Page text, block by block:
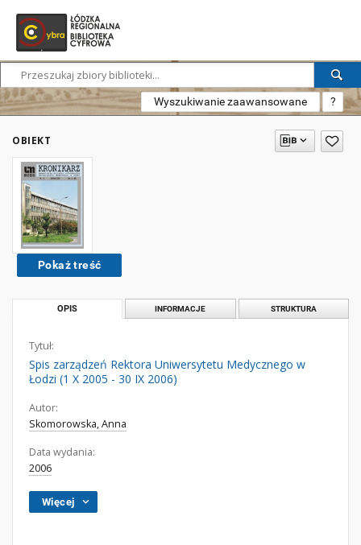
Wyszukiwanie zaawansowane ?
OBIEKT
Pokaż treść
OPIS INFORMACJE STRUKTURA
Tytuł:
Spis zarządzeń Rektora Uniwersytetu Medycznego w
Łodzi (1 X 2005 - 30 IX 2006)
Autor:
Skomorowska, Anna
Data wydania:
2006
Więcej